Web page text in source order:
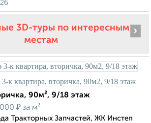
3D-туры по интересным
местам
›
90м², 9/18 этаж
₽ за м²
Тракторных Запчастей, ЖК Инстеп